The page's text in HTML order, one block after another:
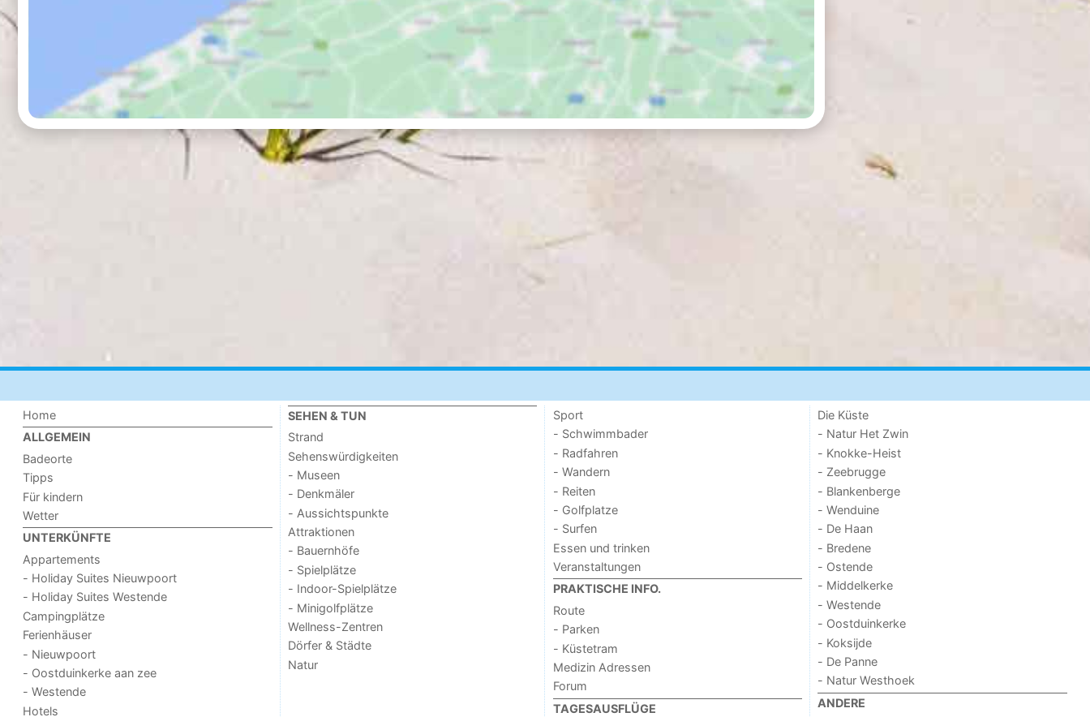
Home
ALLGEMEIN
Badeorte
Tipps
Für kindern
Wetter
UNTERKÜNFTE
Appartements
- Holiday Suites Nieuwpoort
- Holiday Suites Westende
Campingplätze
Ferienhäuser
- Nieuwpoort
- Oostduinkerke aan zee
- Westende
Hotels
SEHEN & TUN
Strand
Sehenswürdigkeiten
- Museen
- Denkmäler
- Aussichtspunkte
Attraktionen
- Bauernhöfe
- Spielplätze
- Indoor-Spielplätze
- Minigolfplätze
Wellness-Zentren
Dörfer & Städte
Natur
Sport
- Schwimmbader
- Radfahren
- Wandern
- Reiten
- Golfplatze
- Surfen
Essen und trinken
Veranstaltungen
PRAKTISCHE INFO.
Route
- Parken
- Küstetram
Medizin Adressen
Forum
TAGESAUSFLÜGE
Die Küste
- Natur Het Zwin
- Knokke-Heist
- Zeebrugge
- Blankenberge
- Wenduine
- De Haan
- Bredene
- Ostende
- Middelkerke
- Westende
- Oostduinkerke
- Koksijde
- De Panne
- Natur Westhoek
ANDERE